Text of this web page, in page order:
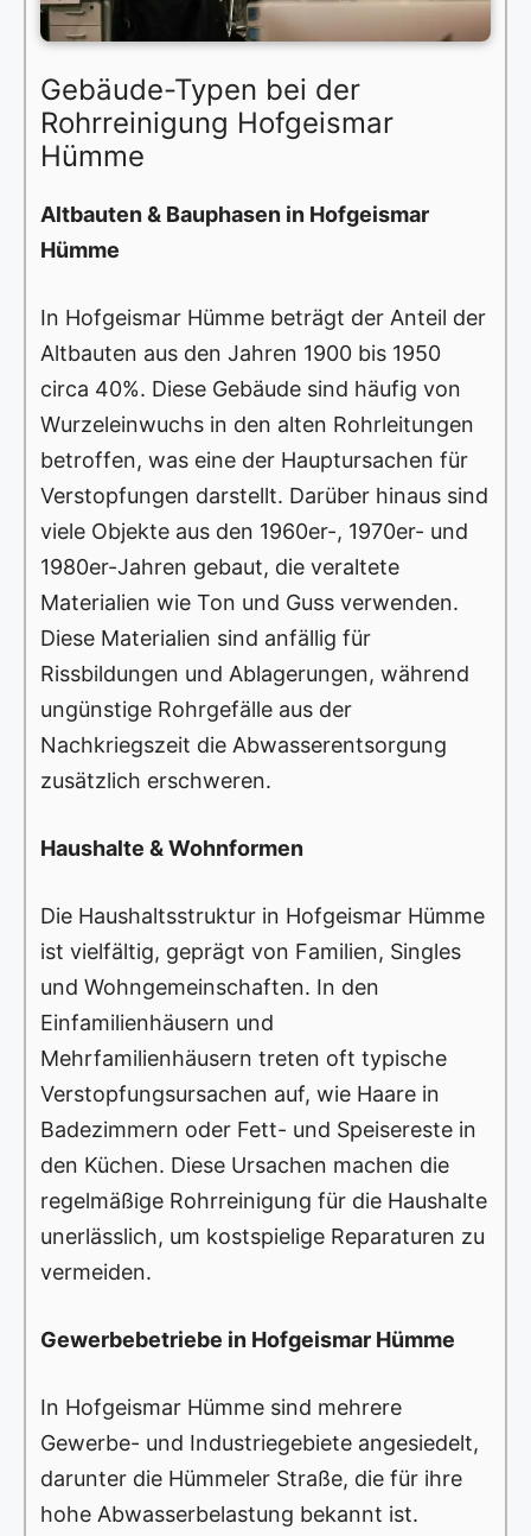
Gebäude-Typen bei der
Rohrreinigung Hofgeismar
Hümme
Altbauten & Bauphasen in Hofgeismar
Hümme
In Hofgeismar Hümme beträgt der Anteil der
Altbauten aus den Jahren 1900 bis 1950
circa 40%. Diese Gebäude sind häufig von
Wurzeleinwuchs in den alten Rohrleitungen
betroffen, was eine der Hauptursachen für
Verstopfungen darstellt. Darüber hinaus sind
viele Objekte aus den 1960er-, 1970er- und
1980er-Jahren gebaut, die veraltete
Materialien wie Ton und Guss verwenden.
Diese Materialien sind anfällig für
Rissbildungen und Ablagerungen, während
ungünstige Rohrgefälle aus der
Nachkriegszeit die Abwasserentsorgung
zusätzlich erschweren.
Haushalte & Wohnformen
Die Haushaltsstruktur in Hofgeismar Hümme
ist vielfältig, geprägt von Familien, Singles
und Wohngemeinschaften. In den
Einfamilienhäusern und
Mehrfamilienhäusern treten oft typische
Verstopfungsursachen auf, wie Haare in
Badezimmern oder Fett- und Speisereste in
den Küchen. Diese Ursachen machen die
regelmäßige Rohrreinigung für die Haushalte
unerlässlich, um kostspielige Reparaturen zu
vermeiden.
Gewerbebetriebe in Hofgeismar Hümme
In Hofgeismar Hümme sind mehrere
Gewerbe- und Industriegebiete angesiedelt,
darunter die Hümmeler Straße, die für ihre
hohe Abwasserbelastung bekannt ist.